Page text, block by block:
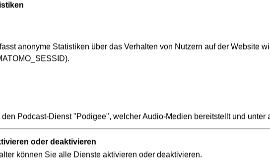
und Kulturwandel
und einen Kulturwandel denken wir mit
Ausrichtung ist der VGF wichtig. Das Ziel ist es, nachhaltig
anonyme Statistiken über das Verhalten von Nutzern auf der Website
den Podcast-Dienst "Podigee", welcher Audio-Medien bereitstellt und
oder deaktivieren
können Sie alle Dienste aktivieren oder deaktivieren.